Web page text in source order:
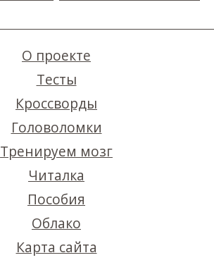
О проекте
Тесты
Кроссворды
Головоломки
Тренируем мозг
Читалка
Пособия
Облако
Карта сайта